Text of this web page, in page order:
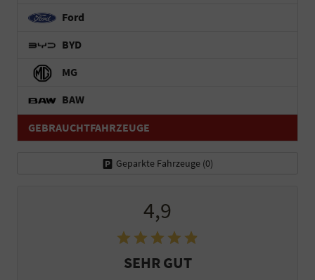
Ford
BYD
MG
BAW
GEBRAUCHTFAHRZEUGE
Geparkte Fahrzeuge (0)
4,9
SEHR GUT